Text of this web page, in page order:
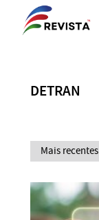
DETRAN
Mais recentes